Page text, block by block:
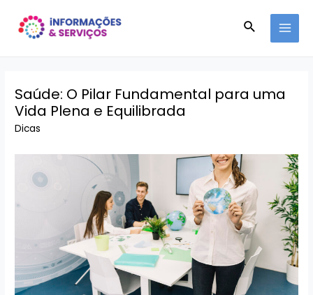
para
Pesquisar
Saúde: O Pilar Fundamental para uma
Vida Plena e Equilibrada
Dicas